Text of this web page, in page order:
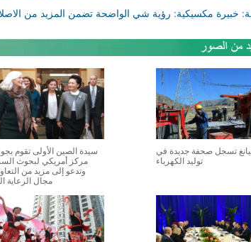
خبيرة مكسيكية: رؤية شي الواضحة تضمن المزيد من
تسجل صحفة جديدة في
توليد الكهرباء
سيدة الصين الأولى تقوم
مركز أمريكي لبحوث
وتدعو إلى مزيد من
مجال الرعاية